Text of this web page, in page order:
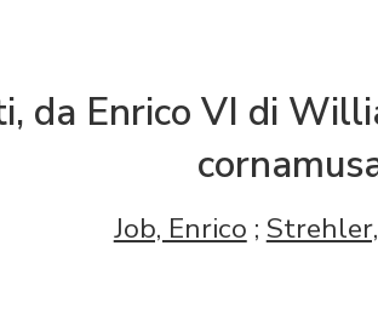
da Enrico VI di
Job, Enrico ;